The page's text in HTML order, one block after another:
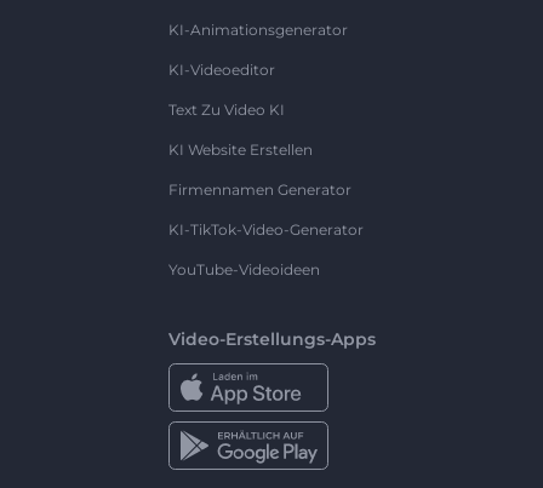
KI-Animationsgenerator
KI-Videoeditor
Text Zu Video KI
KI Website Erstellen
Firmennamen Generator
KI-TikTok-Video-Generator
YouTube-Videoideen
Video-Erstellungs-Apps